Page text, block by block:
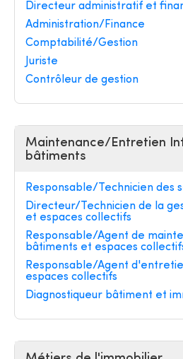
Directeur administratif et
Administration/Finance
Comptabilité/Gestion
Juriste
Contrôleur de gestion
Maintenance/Entretien
bâtiments
Responsable/Technicien des
Directeur/Technicien de la
et espaces collectifs
Responsable/Agent de
bâtiments et espaces
Responsable/Agent
espaces collectifs
Diagnostiqueur bâtiment et